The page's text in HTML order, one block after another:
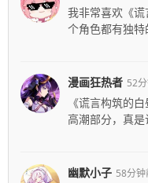
我非常喜欢《
个角色都有独特
漫画狂热者 52
《谎言构筑的
高潮部分，真是
幽默小子 58分钟